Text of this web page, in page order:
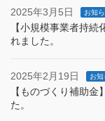
2025年3月5日 お知
【小規模事業者持
れました。
2025年2月19日 お知
【ものづくり補助
た。